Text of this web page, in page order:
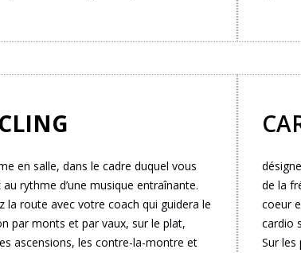
en salle, dans le cadre duquel vous
au rythme d’une musique entraînante.
la route avec votre coach qui guidera le
par monts et par vaux, sur le plat,
ascensions, les contre-la-montre et
de la
coeur
cardio
Sur les